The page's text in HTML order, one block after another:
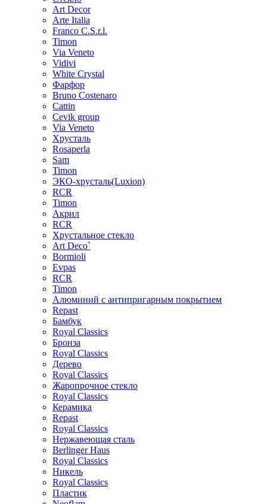
Art Decor
Arte Italia
Franco C.S.r.l.
Timon
Via Veneto
Vidivi
White Crystal
Фарфор
Bruno Costenaro
Cattin
Cevik group
Via Veneto
Хрусталь
Rosaperla
Sam
Timon
ЭКО-хрусталь(Luxion)
RCR
Timon
Акрил
RCR
Хрустальное стекло
Art Deco`
Bormioli
Evpas
RCR
Timon
Алюминий с антипригарным покрытием
Repast
Бамбук
Royal Classics
Бронза
Royal Classics
Дерево
Royal Classics
Жаропрочное стекло
Royal Classics
Керамика
Repast
Royal Classics
Нержавеющая сталь
Berlinger Haus
Royal Classics
Никель
Royal Classics
Пластик